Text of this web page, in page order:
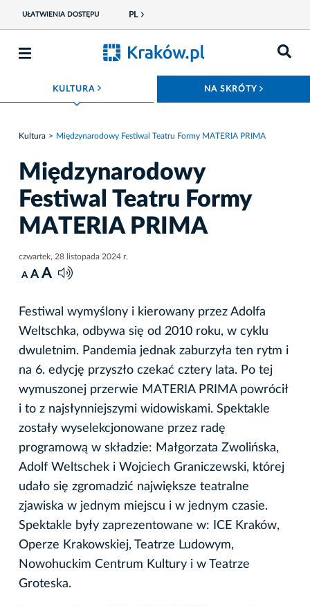
UŁATWIENIA DOSTĘPU PL
KULTURA ROZWIŃ MENU NA SKRÓTY
Kultura Międzynarodowy Festiwal Teatru Formy MATERIA PRIMA
Międzynarodowy
Festiwal Teatru Formy
MATERIA PRIMA
czwartek, 28 listopada 2024 r.
A A A
Festiwal wymyślony i kierowany przez Adolfa
Weltschka, odbywa się od 2010 roku, w cyklu
dwuletnim. Pandemia jednak zaburzyła ten rytm i
na 6. edycję przyszło czekać cztery lata. Po tej
wymuszonej przerwie MATERIA PRIMA powrócił
i to z najsłynniejszymi widowiskami. Spektakle
zostały wyselekcjonowane przez radę
programową w składzie: Małgorzata Zwolińska,
Adolf Weltschek i Wojciech Graniczewski, której
udało się zgromadzić największe teatralne
zjawiska w jednym miejscu i w jednym czasie.
Spektakle były zaprezentowane w: ICE Kraków,
Operze Krakowskiej, Teatrze Ludowym,
Nowohuckim Centrum Kultury i w Teatrze
Groteska.